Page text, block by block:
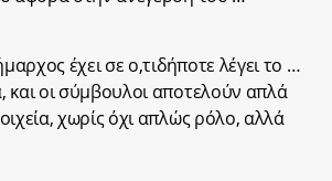
έχει σε ο,τιδήποτε λέγει το …
οι σύμβουλοι αποτελούν απλά
χωρίς όχι απλώς ρόλο, αλλά